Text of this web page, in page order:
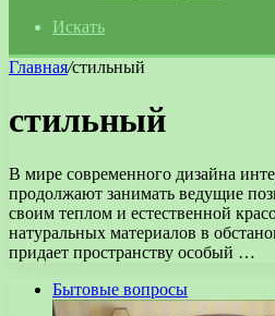
Искать
Главная/стильный
стильный
В мире современного дизайна
продолжают занимать ведущие
своим теплом и естественной
натуральных материалов в
придает пространству особый …
Бытовые вопросы